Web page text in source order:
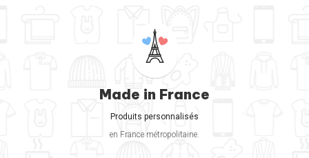
Made in France
Produits personnalisés
en France métropolitaine.